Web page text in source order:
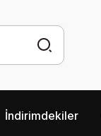
İndirimdekiler